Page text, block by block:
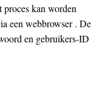
kan worden
een webbrowser . De
en gebruikers-ID